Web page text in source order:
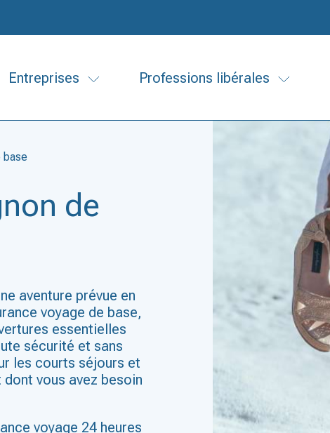
Entreprises Professions libérales
base
de
aventure prévue en
voyage de base,
essentielles
sécurité et sans
les courts séjours et
vous avez besoin
voyage 24 heures